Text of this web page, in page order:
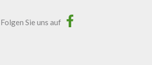
Folgen Sie uns auf